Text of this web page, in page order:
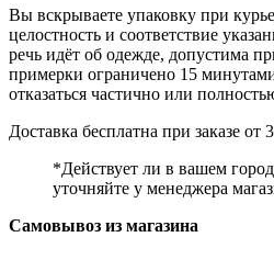
Вы вскрываете упаковку при
целостность и соответствие
речь идёт об одежде, допустима
примерки ограничено 15
отказаться частично или
Доставка бесплатна при заказе от
*Действует ли в вашем
уточняйте у менеджера
Самовывоз из магазина